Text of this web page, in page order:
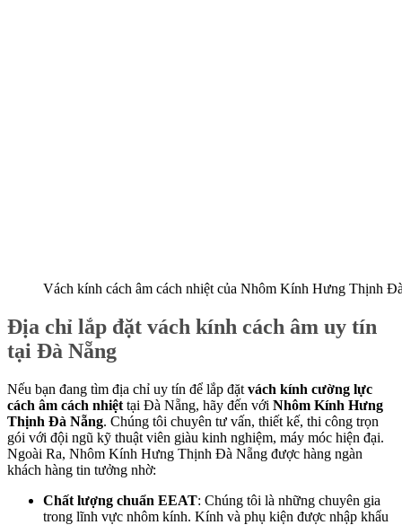
Vách kính cách âm cách nhiệt của Nhôm Kính Hưng Thịnh
Địa chỉ lắp đặt vách kính cách âm uy tín
tại Đà Nẵng
Nếu bạn đang tìm địa chỉ uy tín để lắp đặt vách kính cường lực
cách âm cách nhiệt tại Đà Nẵng, hãy đến với Nhôm Kính Hưng
Thịnh Đà Nẵng. Chúng tôi chuyên tư vấn, thiết kế, thi công trọn
gói với đội ngũ kỹ thuật viên giàu kinh nghiệm, máy móc hiện đại.
Ngoài Ra, Nhôm Kính Hưng Thịnh Đà Nẵng được hàng ngàn
khách hàng tin tưởng nhờ:
Chất lượng chuẩn EEAT: Chúng tôi là những chuyên gia
trong lĩnh vực nhôm kính. Kính và phụ kiện được nhập khẩu